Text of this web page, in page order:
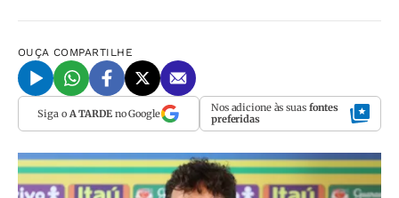
OUÇA COMPARTILHE
Siga o A TARDEno Google Nos adicione às suas fontes
preferidas